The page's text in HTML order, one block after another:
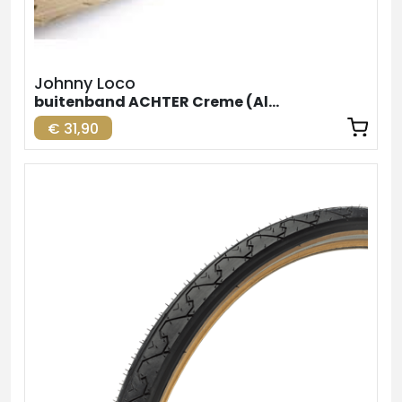
Johnny Loco
buitenband ACHTER Creme (Alternatief 1
€ 31,90